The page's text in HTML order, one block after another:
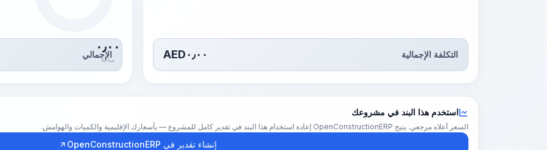
التكلفة الإجمالية AED٠٫٠٠
٠٫٠٠
ساعة
الإجمالي
استخدم هذا البند في مشروعك
السعر أعلاه مرجعي. يتيح OpenConstructionERP إعادة استخدام هذا البند في تقدير كامل للمشروع — بأسعارك الإقليمية والكميات والهوامش.
إنشاء تقدير في OpenConstructionERP